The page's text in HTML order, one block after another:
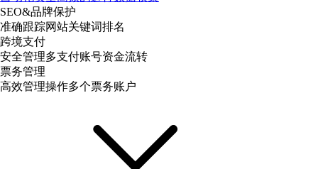
SEO&品牌保护
准确跟踪网站关键词排名
跨境支付
安全管理多支付账号资金流转
票务管理
高效管理操作多个票务账户